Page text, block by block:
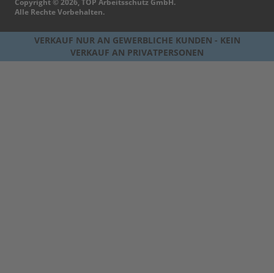
Copyright © 2026, TOP Arbeitsschutz GmbH.
Alle Rechte Vorbehalten.
VERKAUF NUR AN GEWERBLICHE KUNDEN - KEIN
VERKAUF AN PRIVATPERSONEN